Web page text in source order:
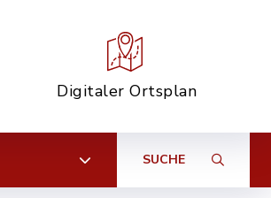
Digitaler Ortsplan
SUCHE